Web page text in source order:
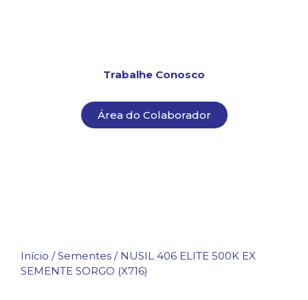
Trabalhe Conosco
Área do Colaborador
Início /Sementes / NUSIL 406 ELITE 500K EX
SEMENTE SORGO (X716)